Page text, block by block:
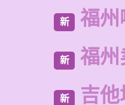
新 福州
新 福州
新 吉